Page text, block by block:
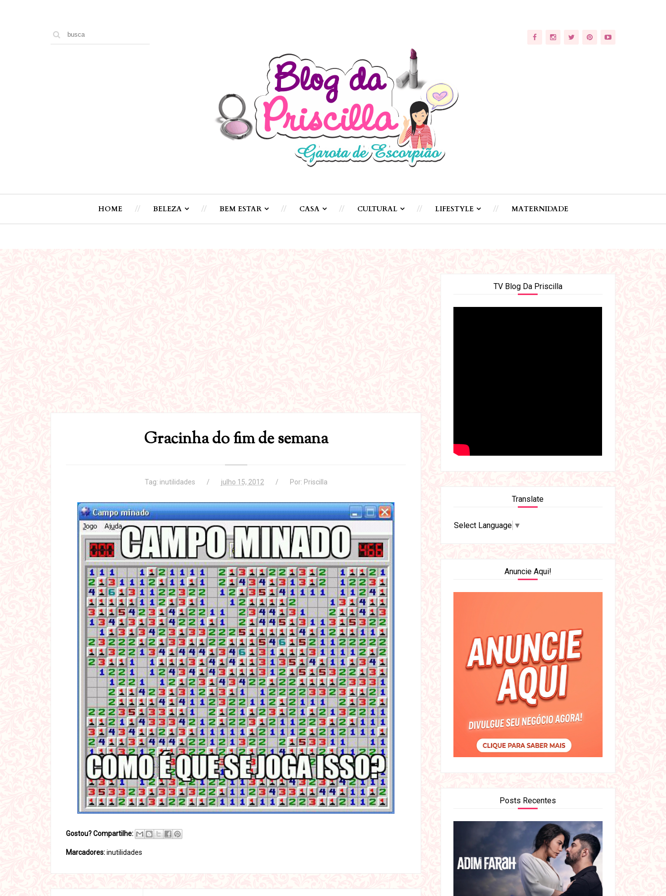
HOME BELEZA BEM ESTAR CASA CULTURAL LIFESTYLE MATERNIDADE
Gracinha do fim de semana
Tag: inutilidades julho 15, 2012 Por: Priscilla
Gostou? Compartilhe:
Marcadores:inutilidades
TV Blog Da Priscilla
Translate
Select Language ▼
Anuncie Aqui!
Posts Recentes